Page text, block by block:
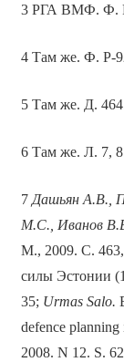
3 РГА ВМФ. Ф.
4 Там же. Ф. Р-
5 Там же. Д.
6 Там же. Л. 7,
7 Дашьян А.В.,
М.С., Иванов
М., 2009. С.
силы Эстонии
35; Urmas Salo.
defence
2008. N 12. S.